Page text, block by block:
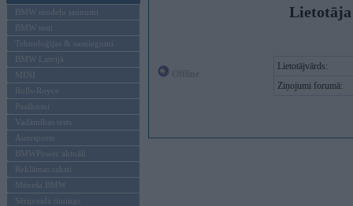
BMW modeļu jaunumi
BMW testi
Tehnoloģijas & sasniegumi
BMW Latvijā
MINI
Rolls-Royce
Pasākumi
Vadāmības tests
Autosports
BMWPower aktuāli
Reklāmas raksti
Mēneša BMW
Sērijveida tūnings
Lietotājvārds:
Ziņojumi forumā: